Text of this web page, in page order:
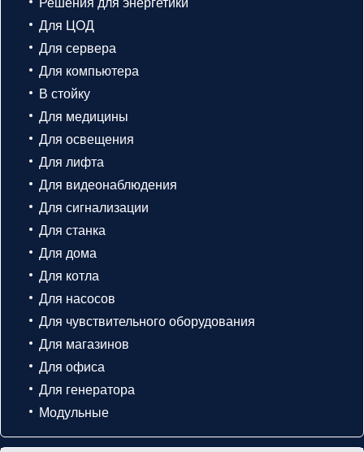
Для ЦОД
Для сервера
Для компьютера
В стойку
Для медицины
Для освещения
Для лифта
Для видеонаблюдения
Для сигнализации
Для станка
Для дома
Для котла
Для насосов
Для чувствительного оборудования
Для магазинов
Для офиса
Для генератора
Модульные